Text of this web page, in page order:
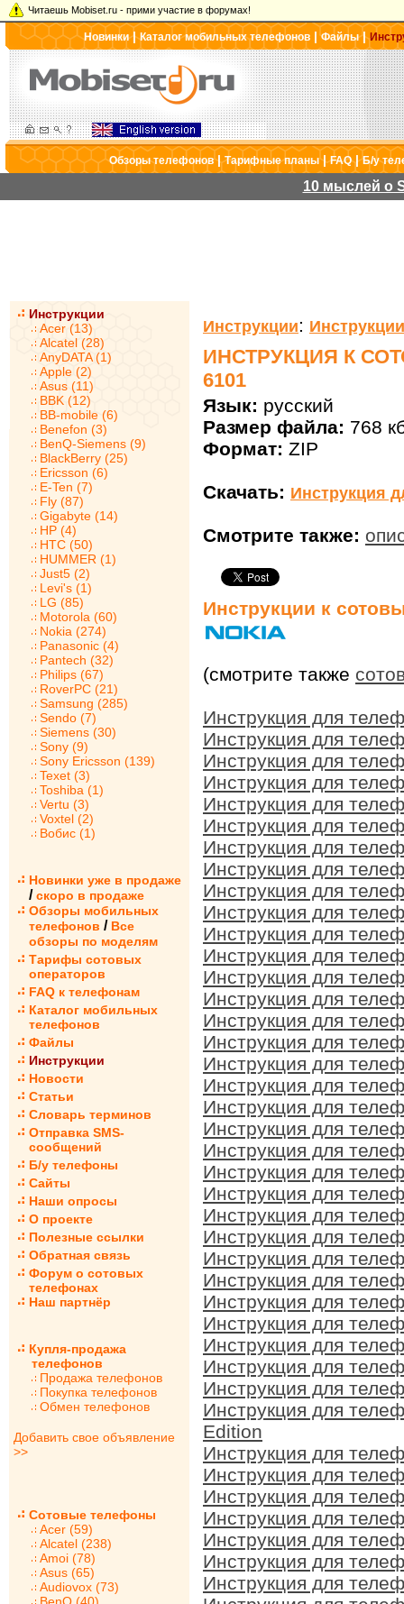
Читаешь Mobiset.ru - прими участие в форумах!
Новинки|Каталог мобильных телефонов |Файлы|
Обзоры телефонов|Тарифные планы|FAQ|Б/у
10 мыслей о
Инструкции
Acer (13)
Alcatel (28)
AnyDATA (1)
Apple (2)
Asus (11)
BBK (12)
BB-mobile (6)
Benefon (3)
BenQ-Siemens (9)
BlackBerry (25)
Ericsson (6)
E-Ten (7)
Fly (87)
Gigabyte (14)
HP (4)
HTC (50)
HUMMER (1)
Just5 (2)
Levi's (1)
LG (85)
Motorola (60)
Nokia (274)
Panasonic (4)
Pantech (32)
Philips (67)
RoverPC (21)
Samsung (285)
Sendo (7)
Siemens (30)
Sony (9)
Sony Ericsson (139)
Texet (3)
Toshiba (1)
Vertu (3)
Voxtel (2)
Вобис (1)
Новинки уже в продаже
/ скоро в продаже
Обзоры мобильных
телефонов / Все
обзоры по моделям
Тарифы сотовых
операторов
FAQ к телефонам
Каталог мобильных
телефонов
Файлы
Инструкции
Новости
Статьи
Словарь терминов
Отправка SMS-
сообщений
Б/у телефоны
Сайты
Наши опросы
О проекте
Полезные ссылки
Обратная связь
Форум о сотовых
телефонах
Наш партнёр
Купля-продажа
телефонов
Продажа телефонов
Покупка телефонов
Обмен телефонов
Добавить свое объявление
>>
Сотовые телефоны
Acer (59)
Alcatel (238)
Amoi (78)
Asus (65)
Audiovox (73)
Инструкции:
ИНСТРУКЦИЯ К
6101
Язык: русский
Размер файла: 768
Формат: ZIP
Скачать: Инструкция
Смотрите также:
Инструкции к
(смотрите также
Инструкция для
Инструкция для
Инструкция для
Инструкция для
Инструкция для
Инструкция для
Инструкция для
Инструкция для
Инструкция для
Инструкция для
Инструкция для
Инструкция для
Инструкция для
Инструкция для
Инструкция для
Инструкция для
Инструкция для
Инструкция для
Инструкция для
Инструкция для
Инструкция для
Инструкция для
Инструкция для
Инструкция для
Инструкция для
Инструкция для
Инструкция для
Инструкция для
Инструкция для
Инструкция для
Инструкция для
Инструкция для
Инструкция для
Edition
Инструкция для
Инструкция для
Инструкция для
Инструкция для
Инструкция для
Инструкция для
Инструкция для